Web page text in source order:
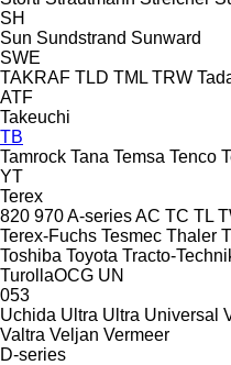
SH
Sun Sundstrand Sunward
SWE
TAKRAF TLD TML TRW
ATF
Takeuchi
TB
Tamrock Tana Temsa Tenco
YT
Terex
820 970A-seriesAC TC TL
Terex-Fuchs Tesmec Thaler
Toshiba Toyota Tracto-
TurollaOCG UN
053
Uchida Ultra Ultra Universal
Valtra Veljan Vermeer
D-series